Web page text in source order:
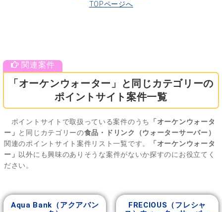
TOPページへ
「オーケンウォーター」と同じカテゴリーの
ポイントサイト案件一覧
ポイントサイトで取扱っている案件のうち
「オーケンウォータ
ー」 と同じカテゴリーの食品・ドリンク（ウォーターサーバー）
関連のポイントサイト案件リスト一覧です。
「オーケンウォータ
ー」 以外にも興味のありそうな案件がないか探すのにお役立てく
ださい。
Aqua Bank（アクアバン
FRECIOUS（フレシャ